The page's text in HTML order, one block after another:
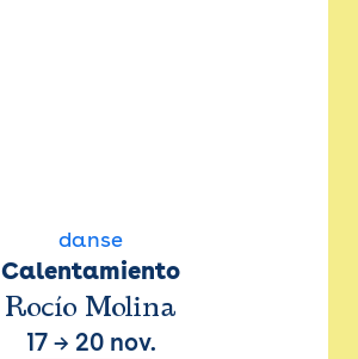
danse
Calentamiento
Rocío Molina
17→ 20 nov.